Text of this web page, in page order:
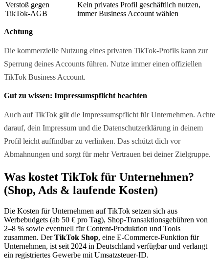
Verstoß gegen
TikTok-AGB
Kein privates Profil geschäftlich nutzen,
immer Business Account wählen
Achtung
Die kommerzielle Nutzung eines privaten TikTok-Profils kann zur
Sperrung deines Accounts führen. Nutze immer einen offiziellen
TikTok Business Account.
Gut zu wissen: Impressumspflicht beachten
Auch auf TikTok gilt die Impressumspflicht für Unternehmen. Achte
darauf, dein Impressum und die Datenschutzerklärung in deinem
Profil leicht auffindbar zu verlinken. Das schützt dich vor
Abmahnungen und sorgt für mehr Vertrauen bei deiner Zielgruppe.
Was kostet TikTok für Unternehmen?
(Shop, Ads & laufende Kosten)
Die Kosten für Unternehmen auf TikTok setzen sich aus
Werbebudgets (ab 50 € pro Tag), Shop-Transaktionsgebühren von
2–8 % sowie eventuell für Content-Produktion und Tools
zusammen. DerTikTok Shop, eine E-Commerce-Funktion für
Unternehmen, ist seit 2024 in Deutschland verfügbar und verlangt
ein registriertes Gewerbe mit Umsatzsteuer-ID.